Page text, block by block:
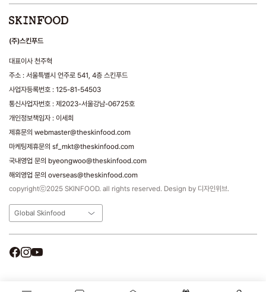
(주)스킨푸드
대표이사 천주혁
주소 : 서울특별시 언주로 541, 4층 스킨푸드
사업자등록번호 : 125-81-54503
통신사업자번호 : 제2023-서울강남-06725호
개인정보책임자 : 이세희
제휴문의 webmaster@theskinfood.com
마케팅제휴문의 sf_mkt@theskinfood.com
국내영업 문의 byeongwoo@theskinfood.com
해외영업 문의 overseas@theskinfood.com
copyrightⓒ2025 SKINFOOD. all rights reserved. Design by 디자인위브.
Global Skinfood